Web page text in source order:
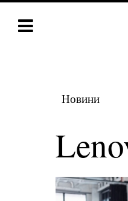
Новини